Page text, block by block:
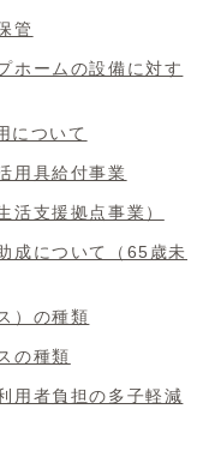
管
ホームの設備に対す
について
用具給付事業
活支援拠点事業）
成について（65歳未
）の種類
の種類
用者負担の多子軽減